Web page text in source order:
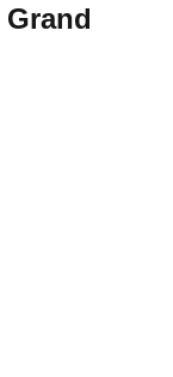
Grand